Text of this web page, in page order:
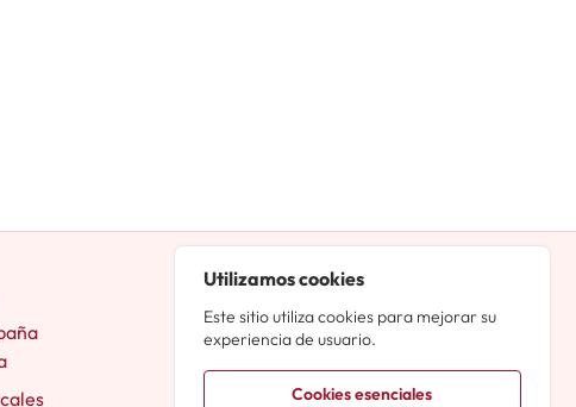
Iniciar sesión
Registro
Contacto
info@carteleramusicales.es
Utilizamos cookies
Este sitio utiliza cookies para mejorar su
experiencia de usuario.
Cookies esenciales